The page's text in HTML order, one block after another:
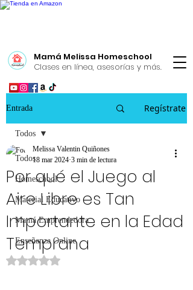
Mamá Melissa Homeschool
Clases en línea, asesorías y más.
Entrada Regístrate
Todos
Homeschool
Material Educativo
Mamá Emprendedora
Enseñanza Online
Todos
Por qué el Juego al
Aire Libre es Tan
Importante en la Edad
Temprana
Melissa Valentin Quiñones
18 mar 2024 3 min de lectura
Obtuvo NaN de 5 estrellas.